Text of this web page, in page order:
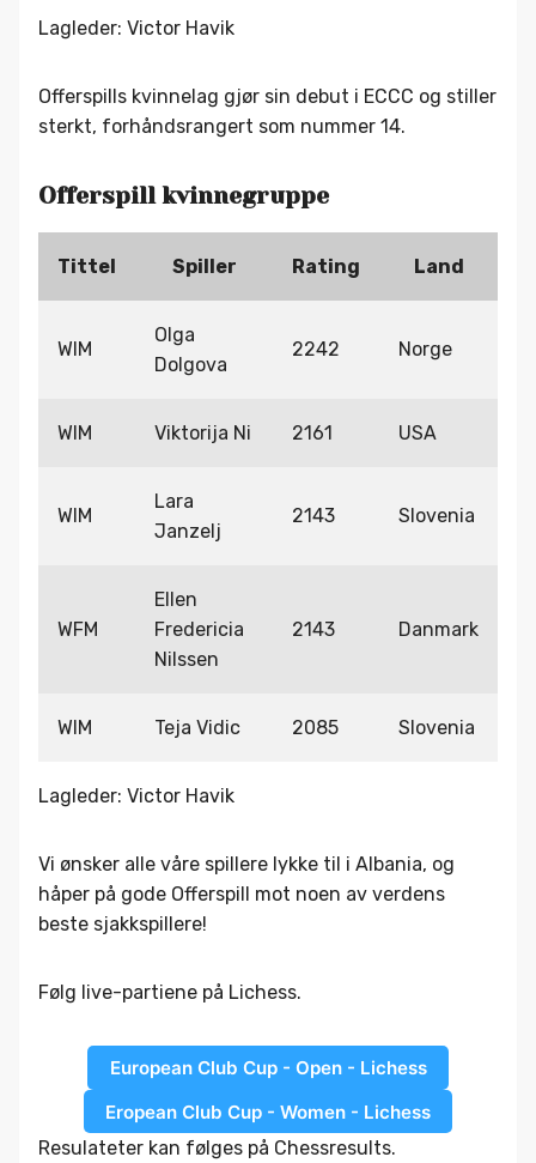
Lagleder: Victor Havik
Offerspills kvinnelag gjør sin debut i ECCC og stiller
sterkt, forhåndsrangert som nummer 14.
Offerspill kvinnegruppe
Tittel Spiller Rating Land
WIM
Olga
Dolgova
2242 Norge
WIM Viktorija Ni 2161 USA
WIM
Lara
Janzelj
2143 Slovenia
WFM
Ellen
Fredericia
Nilssen
2143 Danmark
WIM Teja Vidic 2085 Slovenia
Lagleder: Victor Havik
Vi ønsker alle våre spillere lykke til i Albania, og
håper på gode Offerspill mot noen av verdens
beste sjakkspillere!
Følg live-partiene på Lichess.
European Club Cup - Open - Lichess
Eropean Club Cup - Women - Lichess
Resulateter kan følges på Chessresults.